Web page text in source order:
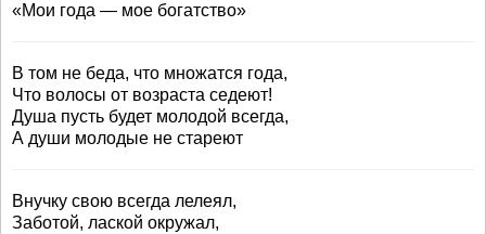
«Мои года — мое богатство»
В том не беда, что множатся года,
Что волосы от возраста седеют!
Душа пусть будет молодой всегда,
А души молодые не стареют
Внучку свою всегда лелеял,
Заботой, лаской окружал,